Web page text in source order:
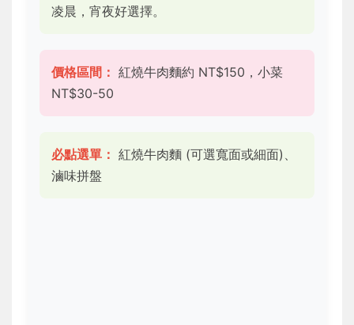
凌晨，宵夜好選擇。
價格區間： 紅燒牛肉麵約 NT$150，小菜
NT$30-50
必點選單： 紅燒牛肉麵 (可選寬面或細面)、
滷味拼盤